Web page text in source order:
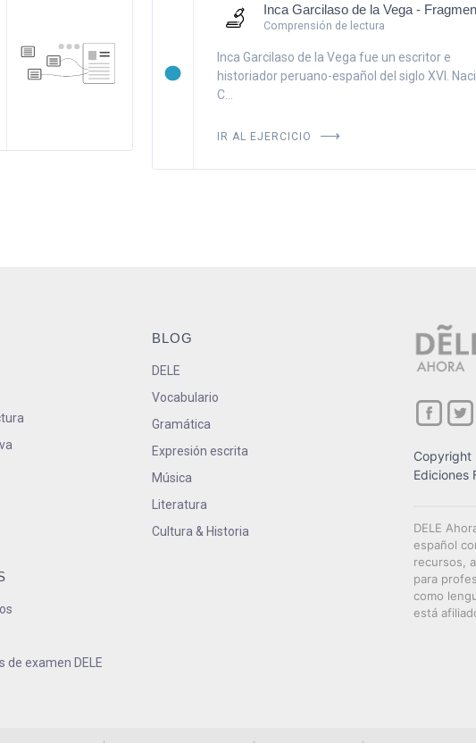
Inca Garcilaso de la Vega -
Comprensión de lectura
Inca Garcilaso de la Vega fue un escritor e
historiador peruano-español del siglo XVI.
C...
IR AL EJERCICIO
de examen DELE
BLOG
DELE
Vocabulario
Gramática
Expresión escrita
Música
Literatura
Cultura & Historia
Ediciones
DELE
español
recursos,
para
como
está